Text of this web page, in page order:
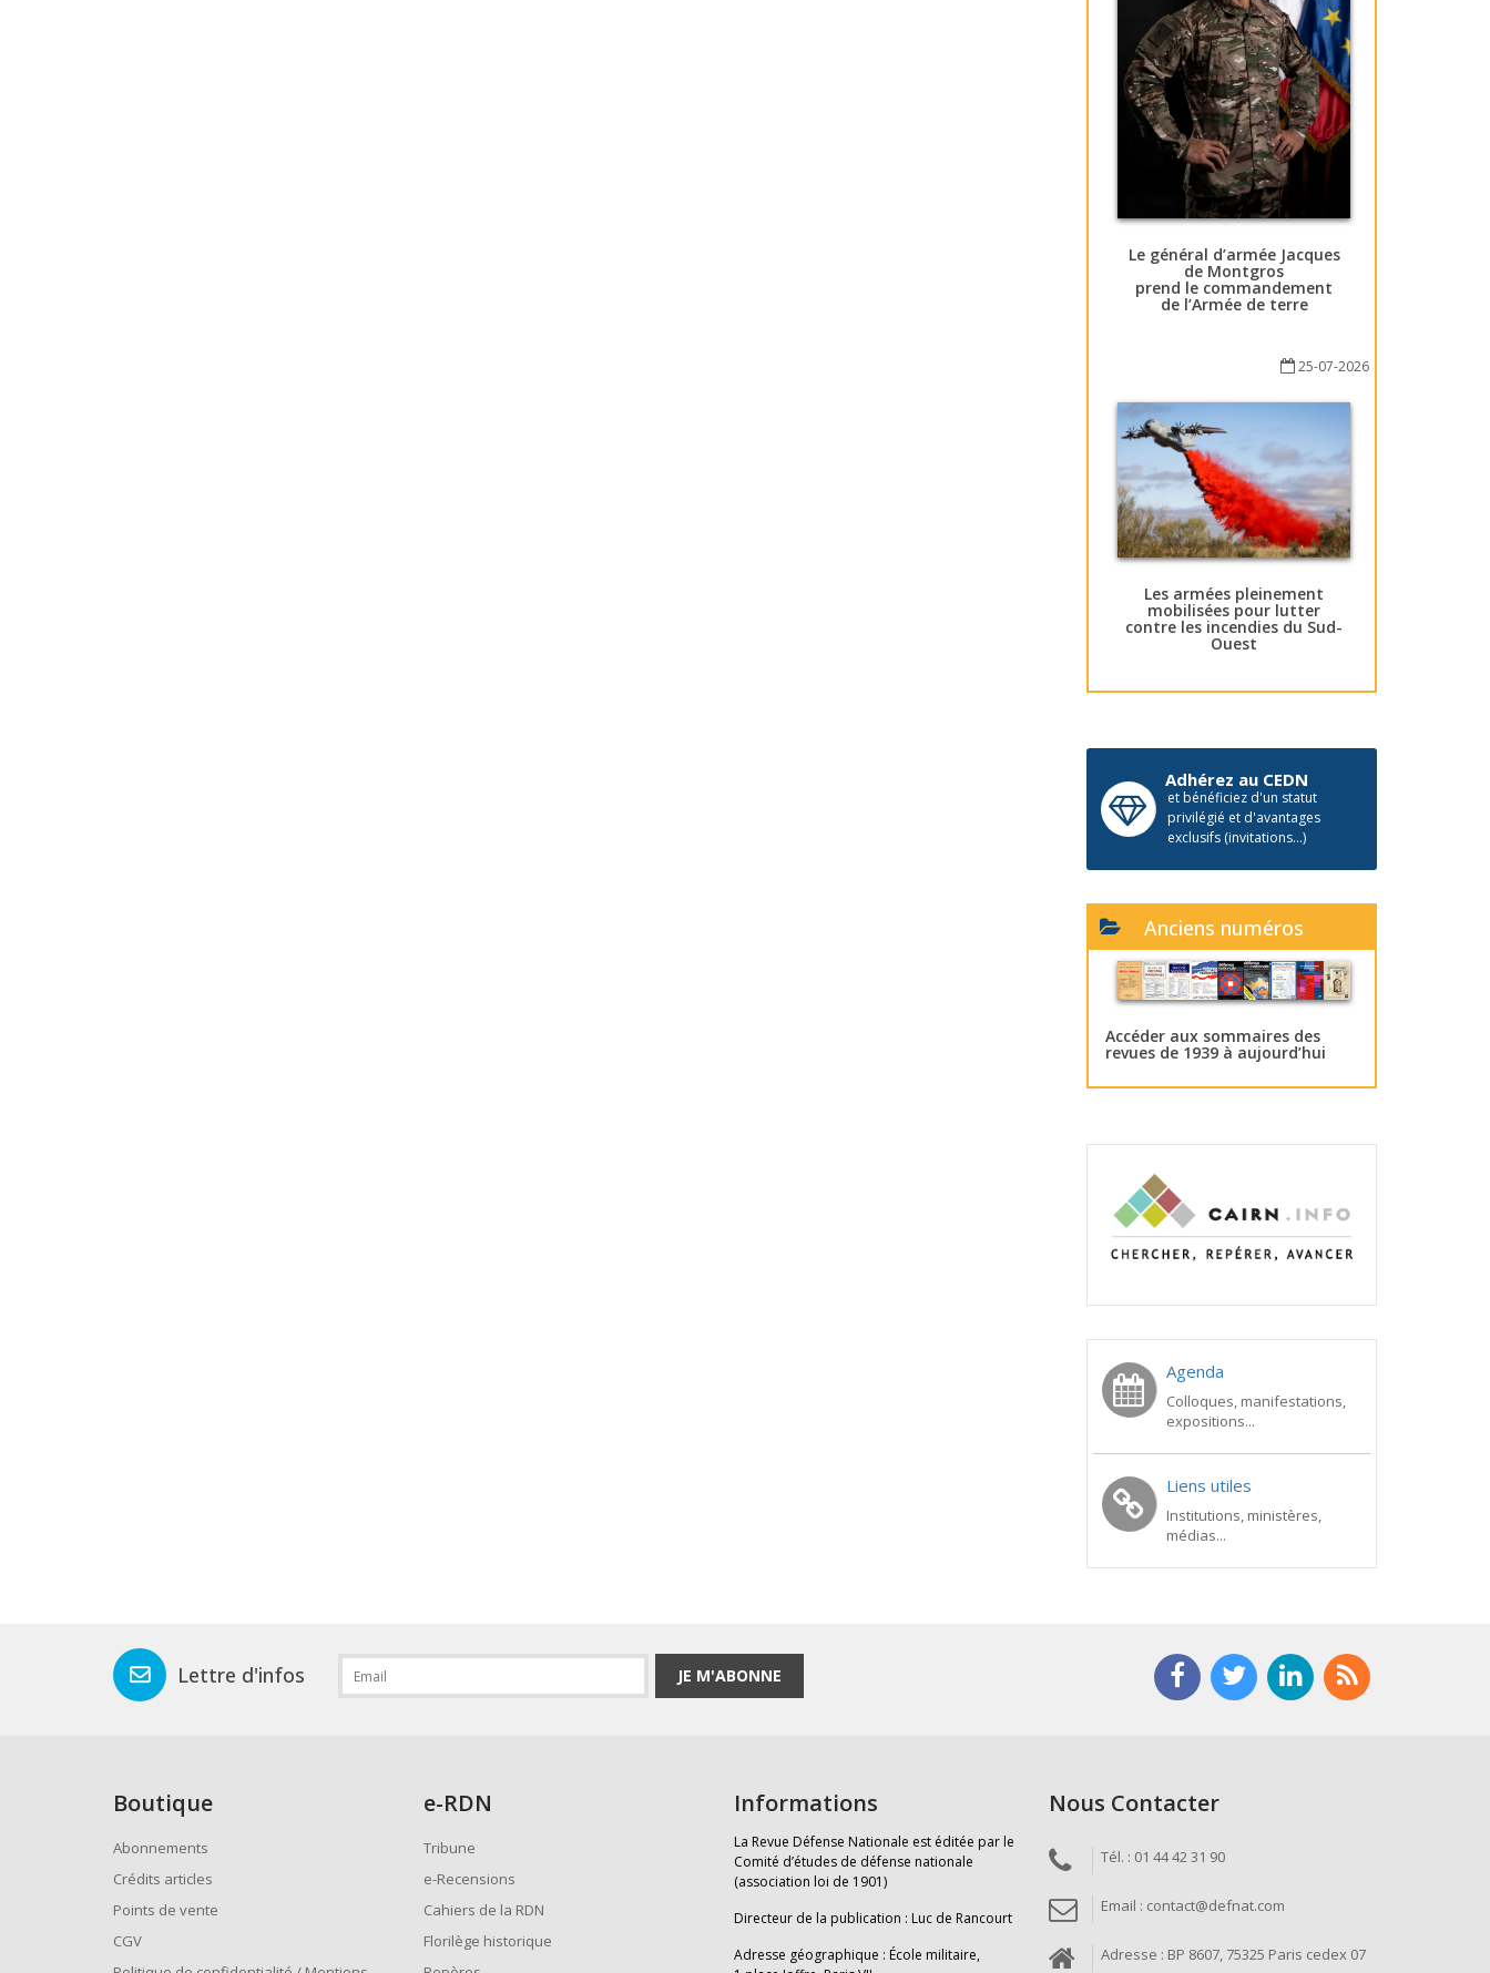
Le général d’armée Jacques
de Montgros
prend le commandement
de l’Armée de terre
25-07-2026
Les armées pleinement
mobilisées pour lutter
contre les incendies du Sud-
Ouest
Adhérez au CEDN
et bénéficiez d'un statut
privilégié et d'avantages
exclusifs (invitations...)
Anciens numéros
Accéder aux sommaires des
revues de 1939 à aujourd’hui
Agenda
Colloques, manifestations,
expositions...
Liens utiles
Institutions, ministères,
médias...
Lettre d'infos JE M'ABONNE
Boutique
Abonnements
Crédits articles
Points de vente
CGV
e-RDN
Tribune
e-Recensions
Cahiers de la RDN
Florilège historique
Informations
La Revue Défense Nationale est éditée par le
Comité d’études de défense nationale
(association loi de 1901)
Directeur de la publication : Luc de Rancourt
Adresse géographique : École militaire,
Nous Contacter
Tél. : 01 44 42 31 90
Email : contact@defnat.com
Adresse : BP 8607, 75325 Paris cedex 07